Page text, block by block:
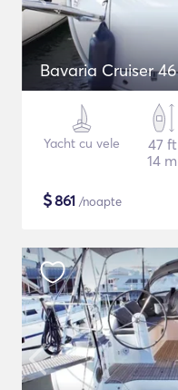
Bavaria Cruiser 46
Yacht cu vele
47 ft
14 m
$861 /noapte